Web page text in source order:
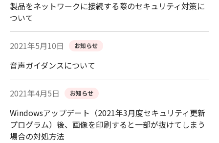
製品をネットワークに接続する際のセキュリティ対策に
ついて
2021年5月10日 お知らせ
音声ガイダンスについて
2021年4月5日 お知らせ
Windowsアップデート（2021年3月度セキュリティ更新
プログラム）後、画像を印刷すると一部が抜けてしまう
場合の対処方法